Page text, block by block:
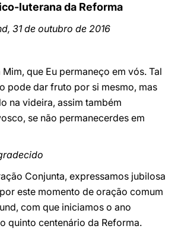
luterana da Reforma
31 de outubro de 2016
que Eu permaneço em vós. Tal
pode dar fruto por si mesmo, mas
na videira, assim também
se não permanecerdes em
Conjunta, expressamos jubilosa
este momento de oração comum
com que iniciamos o ano
quinto centenário da Reforma.